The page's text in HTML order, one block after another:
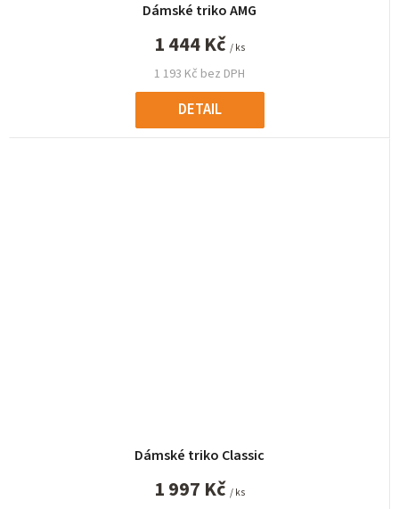
Dámské triko AMG
1 193 Kč bez DPH
1 444 Kč / ks
DETAIL
Dámské triko Classic
1 997 Kč / ks